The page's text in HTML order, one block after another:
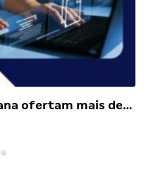
ofertam mais de…